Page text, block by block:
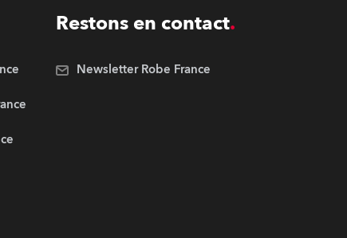
Restons en contact
Newsletter Robe France